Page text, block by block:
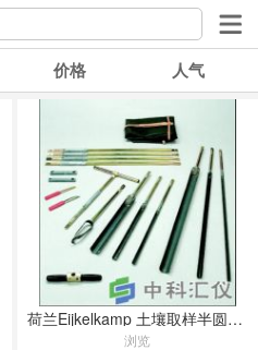
价格 人气
荷兰Eijkelkamp 土壤取样半圆凿钻套装
浏览